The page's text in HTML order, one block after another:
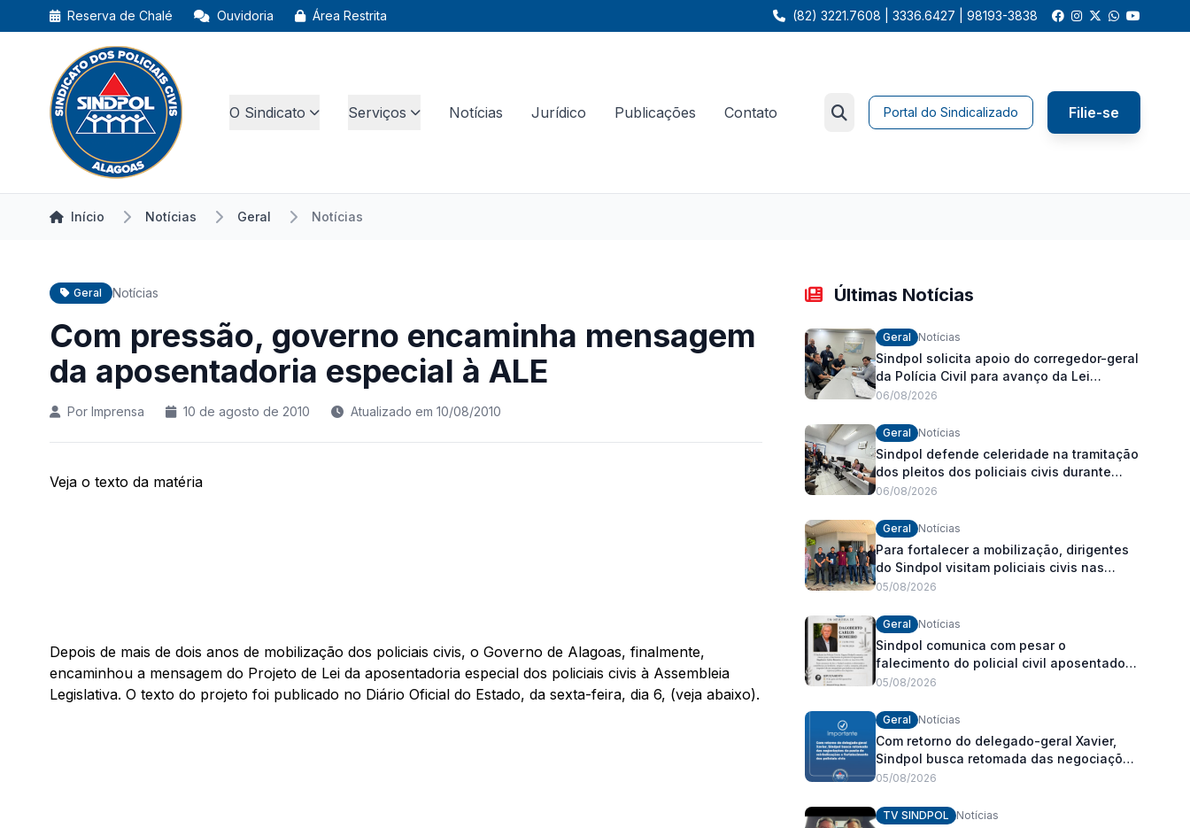
Reserva de Chalé Ouvidoria Área Restrita (82) 3221.7608 | 3336.6427 | 98193-3838
O Sindicato Serviços Notícias Jurídico Publicações Contato Portal do Sindicalizado Filie-se
Início Notícias Geral Notícias
Geral Notícias
Com pressão, governo encaminha mensagem
da aposentadoria especial à ALE
Por Imprensa 10 de agosto de 2010 Atualizado em 10/08/2010
Veja o texto da matéria
Depois de mais de dois anos de mobilização dos policiais civis, o Governo de Alagoas, finalmente,
encaminhou a mensagem do Projeto de Lei da aposentadoria especial dos policiais civis à Assembleia
Legislativa. O texto do projeto foi publicado no Diário Oficial do Estado, da sexta-feira, dia 6, (veja abaixo).
Últimas Notícias
Geral Notícias
Sindpol solicita apoio do corregedor-geral
da Polícia Civil para avanço da Lei
Orgânica Estadual
06/08/2026
Geral Notícias
Sindpol defende celeridade na tramitação
dos pleitos dos policiais civis durante
visita às delegacias
06/08/2026
Geral Notícias
Para fortalecer a mobilização, dirigentes
do Sindpol visitam policiais civis nas
delegacias
05/08/2026
Geral Notícias
Sindpol comunica com pesar o
falecimento do policial civil aposentado
Dagoberto Carlos Romeiro
05/08/2026
Geral Notícias
Com retorno do delegado-geral Xavier,
Sindpol busca retomada das negociações
da pauta de reivindicações e
05/08/2026
TV SINDPOL Notícias